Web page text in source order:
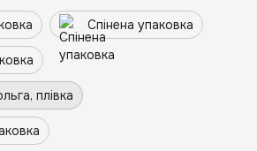
Спінена упаковка
плівка